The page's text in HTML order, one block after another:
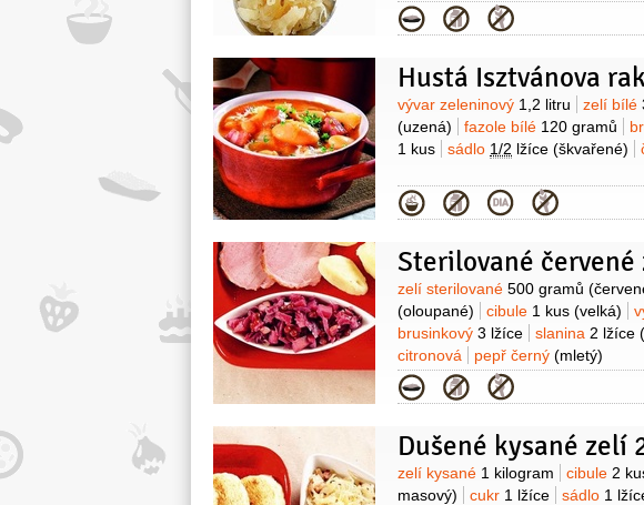
Kategorie
Hustá Isztvánova
Suroviny
vývar zeleninový 1,2 litru zelí bílé
(uzená)
fazole bílé 120 gramů
1 kus
sádlo 1/2 lžíce (škvařené)
Kategorie
Sterilované
Suroviny
zelí sterilované 500 gramů
(oloupané)
cibule 1 kus (velká)
brusinkový 3 lžíce slanina 2 lžíce
citronová
pepř černý (mletý)
Kategorie
Dušené kysané zelí
Suroviny
zelí kysané 1 kilogram cibule 2
masový)
cukr 1 lžíce sádlo 1